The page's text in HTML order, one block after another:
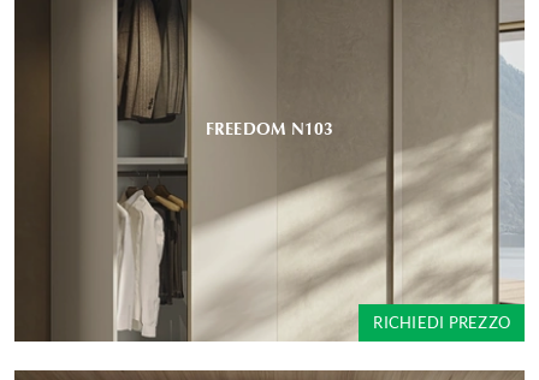
FREEDOM N103
RICHIEDI PREZZO